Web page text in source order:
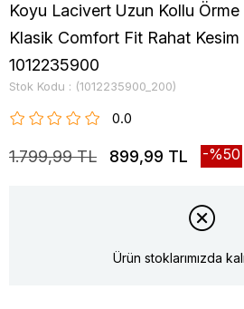
Koyu Lacivert Uzun Kollu Örme
Klasik Comfort Fit Rahat Kesim
1012235900
Stok Kodu (1012235900_200)
0.0
1.799,99 TL 899,99 TL 50
Ürün stoklarımızda